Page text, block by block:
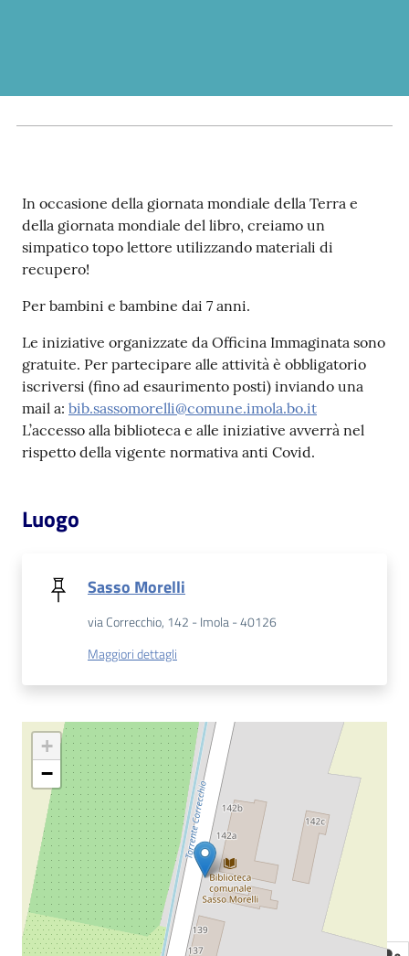
su
Catalogo
on line
Eventi
bibliotecario
In occasione della giornata mondiale della Terra e
della giornata mondiale del libro, creiamo un
simpatico topo lettore utilizzando materiali di
recupero!
Per bambini e bambine dai 7 anni.
Le iniziative organizzate da Officina Immaginata sono
gratuite. Per partecipare alle attività è obbligatorio
iscriversi (fino ad esaurimento posti) inviando una
mail a: bib.sassomorelli@comune.imola.bo.it
L’accesso alla biblioteca e alle iniziative avverrà nel
rispetto della vigente normativa anti Covid.
Luogo
Sasso Morelli
via Correcchio, 142 - Imola - 40126
Maggiori dettagli
+
−